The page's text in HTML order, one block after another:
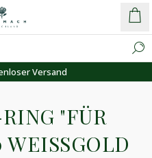
Versand
"FÜR